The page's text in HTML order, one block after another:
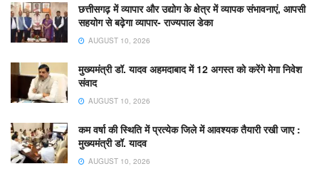
छत्तीसगढ़ में व्यापार और उद्योग के क्षेत्र में व्यापक संभावनाएं, आपसी
सहयोग से बढ़ेगा व्यापार- राज्यपाल डेका
AUGUST 10, 2026
मुख्यमंत्री डॉ. यादव अहमदाबाद में 12 अगस्त को करेंगे मेगा निवेश
संवाद
AUGUST 10, 2026
कम वर्षा की स्थिति में प्रत्येक जिले में आवश्यक तैयारी रखी जाए :
मुख्यमंत्री डॉ. यादव
AUGUST 10, 2026